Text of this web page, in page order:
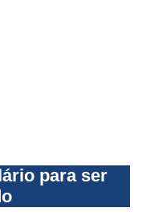
para ser